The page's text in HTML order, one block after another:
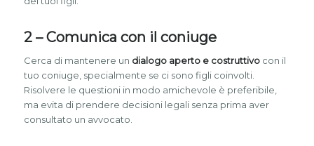
2 – Comunica con il coniuge
Cerca di mantenere un dialogo aperto e costruttivocon il
tuo coniuge, specialmente se ci sono figli coinvolti.
Risolvere le questioni in modo amichevole è preferibile,
ma evita di prendere decisioni legali senza prima aver
consultato un avvocato.